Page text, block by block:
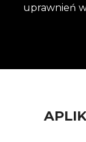
uprawnień